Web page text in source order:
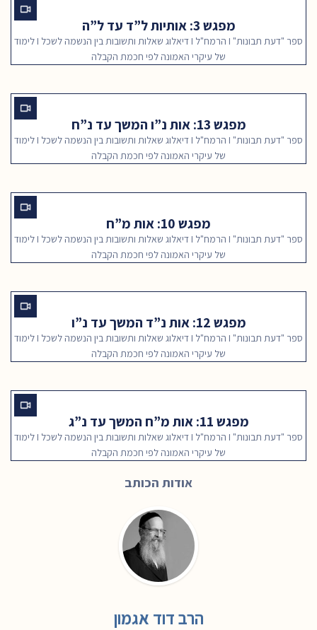
מפגש 3: אותיות ל”ד עד ל”ה
ספר "דעת תבונות" I הרמח"ל I דיאלוג שאלות ותשובות בין הנשמה לשכל I לימוד
של עיקרי האמונה לפי חכמת הקבלה
מפגש 13: אות נ”ו המשך עד נ”ח
ספר "דעת תבונות" I הרמח"ל I דיאלוג שאלות ותשובות בין הנשמה לשכל I לימוד
של עיקרי האמונה לפי חכמת הקבלה
מפגש 10: אות מ”ח
ספר "דעת תבונות" I הרמח"ל I דיאלוג שאלות ותשובות בין הנשמה לשכל I לימוד
של עיקרי האמונה לפי חכמת הקבלה
מפגש 12: אות נ”ד המשך עד נ”ו
ספר "דעת תבונות" I הרמח"ל I דיאלוג שאלות ותשובות בין הנשמה לשכל I לימוד
של עיקרי האמונה לפי חכמת הקבלה
מפגש 11: אות מ”ח המשך עד נ”ג
ספר "דעת תבונות" I הרמח"ל I דיאלוג שאלות ותשובות בין הנשמה לשכל I לימוד
של עיקרי האמונה לפי חכמת הקבלה
אודות הכותב
הרב דוד אגמון